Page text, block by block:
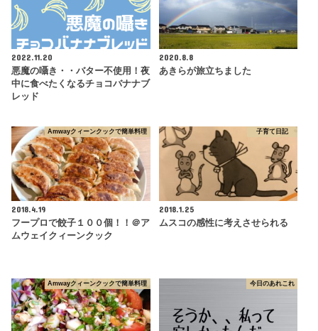
2022.11.20
悪魔の囁き・・バター不使用！夜
中に食べたくなるチョコバナナブ
レッド
2020.8.8
あきらが旅立ちました
Amwayクィーンクックで簡単料理
2018.4.19
フープロで餃子１００個！！＠ア
ムウェイクィーンクック
子育て日記
2018.1.25
ムスコの感性に考えさせられる
Amwayクィーンクックで簡単料理 今日のあれこれ